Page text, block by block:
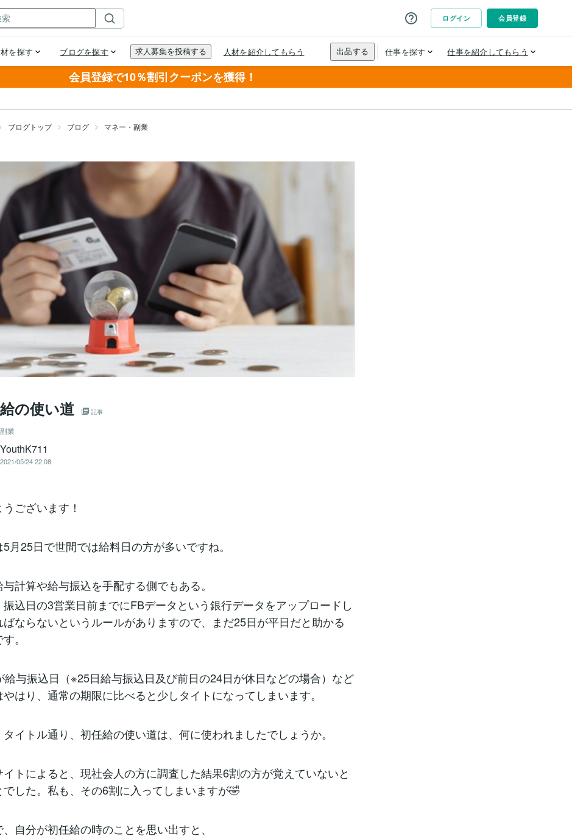
会員登録で10％割引クーポンを獲得！
ブログトップ ブログ マネー・副業
の使い道 記事
業
YouthK711
2021/05/24 22:08
ございます！
月25日で世間では給料日の方が多いですね。
計算や給与振込を手配する側でもある。
振込日の3営業日前までにFBデータという銀行データをアップロードし
ばならないというルールがありますので、まだ25日が平日だと助かる
。
給与振込日（※25日給与振込日及び前日の24日が休日などの場合）など
はり、通常の期限に比べると少しタイトになってしまいます。
タイトル通り、初任給の使い道は、何に使われましたでしょうか。
イトによると、現社会人の方に調査した結果6割の方が覚えていないと
でした。私も、その6割に入ってしまいますが🤣
自分が初任給の時のことを思い出すと、